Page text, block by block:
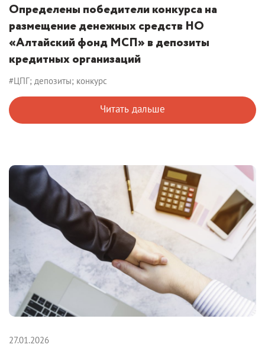
Определены победители конкурса на
размещение денежных средств НО
«Алтайский фонд МСП» в депозиты
кредитных организаций
#ЦПГ; депозиты; конкурс
Читать дальше
27.01.2026